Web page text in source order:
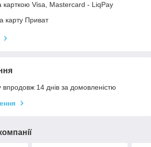
Visa, Mastercard - LiqPay
карту Приват
14 днів за домовленістю